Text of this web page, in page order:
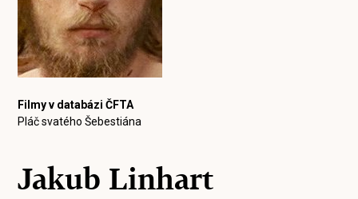
Filmy v databázi ČFTA
Pláč svatého Šebestiána
Jakub Linhart